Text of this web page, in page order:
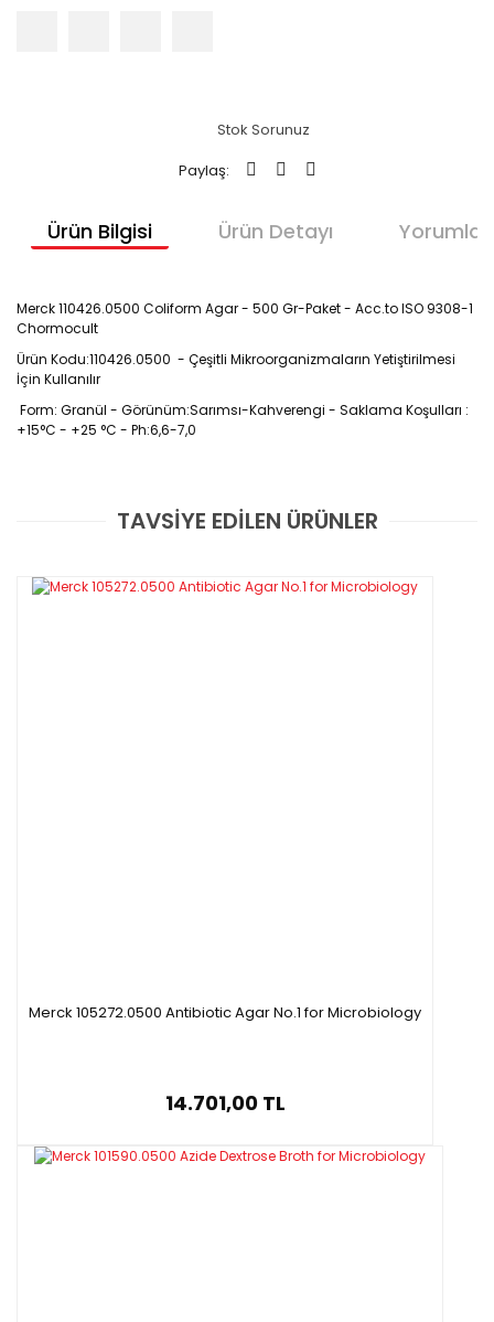
Stok Sorunuz
Paylaş:
Ürün Bilgisi Ürün Detayı Yorumlar
Merck 110426.0500 Coliform Agar - 500 Gr-Paket - Acc.to ISO 9308-1
Chormocult
Ürün Kodu:110426.0500 - Çeşitli Mikroorganizmaların Yetiştirilmesi
İçin Kullanılır
Form: Granül - Görünüm:Sarımsı-Kahverengi - Saklama Koşulları :
+15°C - +25 °C - Ph:6,6-7,0
Bu ürüne ilk yorumu siz yapın!
Yorum Yaz
TAVSİYE EDİLEN ÜRÜNLER
Merck 105272.0500 Antibiotic Agar No.1 for Microbiology
14.701,00 TL